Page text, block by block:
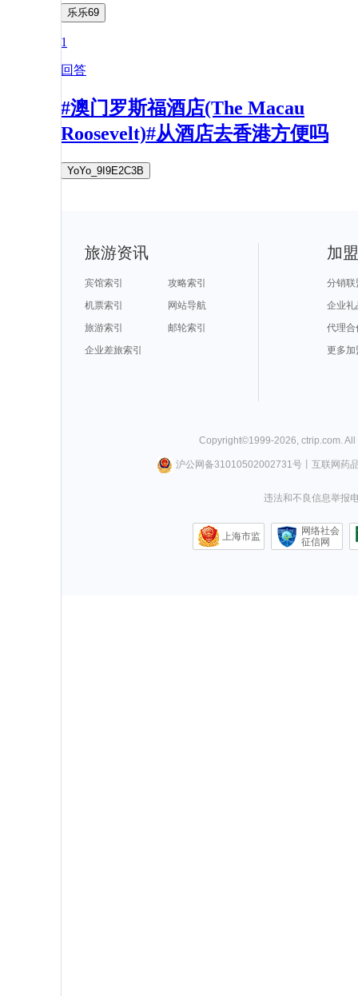
乐乐69
1
回答
#澳门罗斯福酒店(The Macau
Roosevelt)#从酒店去香港方便吗
YoYo_9I9E2C3B
旅游资讯
宾馆索引
攻略索引
机票索引
网站导航
旅游索引
邮轮索引
企业差旅索引
加
分销联
企业礼
代理合
更多加
Copyright©1999-2026, ctrip.com.
沪公网备31010502002731号丨 互联网药
违法和不良信息举报
上海市监
网络社会
征信网